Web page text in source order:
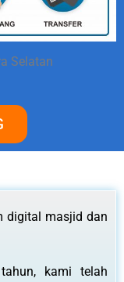
Selatan
digital masjid dan
kami telah